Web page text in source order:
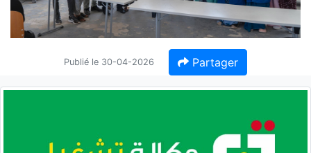
Publié le 30-04-2026 Partager